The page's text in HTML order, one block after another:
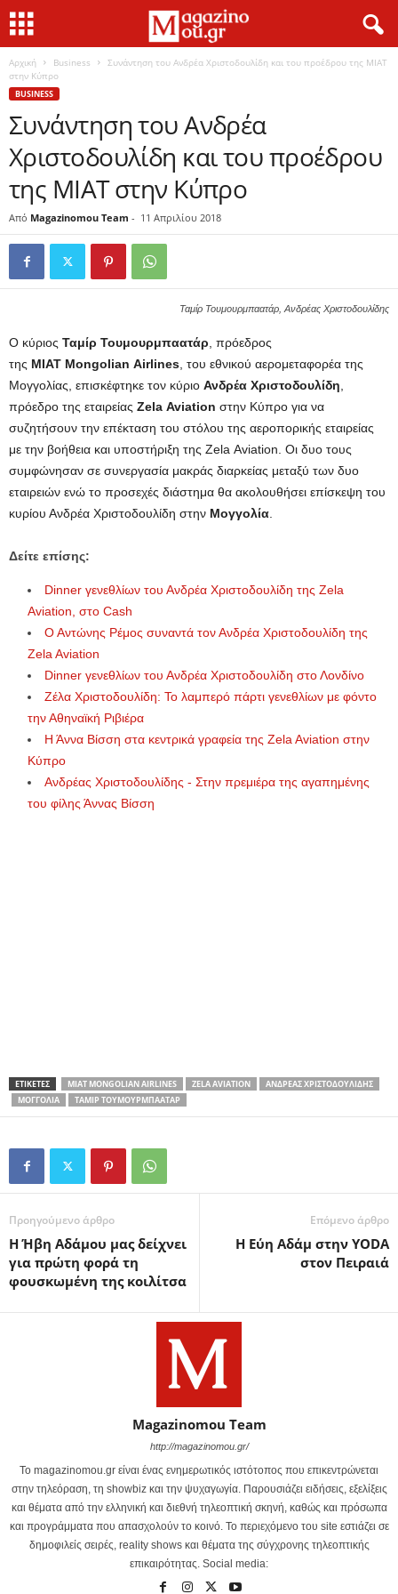
Αρχική Business
Συνάντηση του Ανδρέα Χριστοδουλίδη και του προέδρου της MIAT
στην Κύπρο
BUSINESS
Συνάντηση του Ανδρέα
Χριστοδουλίδη και του προέδρου
της MIAT στην Κύπρο
Από Magazinomou Team - 11 Απριλίου 2018
Ταμίρ Τουμουρμπαατάρ, Ανδρέας Χριστοδουλίδης
Ο κύριος Ταμίρ Τουμουρμπαατάρ , πρόεδρος
της MIAT Mongolian Airlines , του εθνικού αερομεταφορέα της
Μογγολίας, επισκέφτηκε τον κύριο Ανδρέα Χριστοδουλίδη
πρόεδρο της εταιρείας Zela Aviation στην Κύπρο για να
συζητήσουν την επέκταση του στόλου της αεροπορικής εταιρείας
με την βοήθεια και υποστήριξη της Zela Aviation. Οι δυο τους
συμφώνησαν σε συνεργασία μακράς διαρκείας μεταξύ των δυο
εταιρειών ενώ το προσεχές διάστημα θα ακολουθήσει επίσκεψη του
κυρίου Ανδρέα Χριστοδουλίδη στην Μογγολία
Δείτε επίσης:
Dinner γενεθλίων του Ανδρέα Χριστοδουλίδη της Zela
Aviation, στο Cash
Ο Αντώνης Ρέμος συναντά τον Ανδρέα Χριστοδουλίδη της
Zela Aviation
Dinner γενεθλίων του Ανδρέα Χριστοδουλίδη στο Λονδίνο
Ζέλα Χριστοδουλίδη: Το λαμπερό πάρτι γενεθλίων με φόντο
την Αθηναϊκή Ριβιέρα
Η Άννα Βίσση στα κεντρικά γραφεία της Zela Aviation στην
Κύπρο
Ανδρέας Χριστοδουλίδης - Στην πρεμιέρα της αγαπημένης
του φίλης Άννας Βίσση
ΕΤΙΚΕΤΕΣ MIAT MONGOLIAN AIRLINES ZELA AVIATION
ΑΝΔΡΈΑΣ ΧΡΙΣΤΟΔΟΥΛΊΔΗΣ
ΜΟΓΓΟΛΊΑ
ΤΑΜΊΡ ΤΟΥΜΟΥΡΜΠΑΑΤΆΡ
Προηγούμενο άρθρο
Η Ήβη Αδάμου μας δείχνει
για πρώτη φορά τη
φουσκωμένη της κοιλίτσα
Επόμενο άρθρο
Η Εύη Αδάμ στην YODA
στον Πειραιά
Magazinomou Team
http://magazinomou.gr/
Το magazinomou.gr είναι ένας ενημερωτικός ιστότοπος που επικεντρώνεται
στην τηλεόραση, τη showbiz και την ψυχαγωγία. Παρουσιάζει ειδήσεις, εξελίξεις
και θέματα από την ελληνική και διεθνή τηλεοπτική σκηνή, καθώς και πρόσωπα
και προγράμματα που απασχολούν το κοινό. Το περιεχόμενο του site εστιάζει σε
δημοφιλείς σειρές, reality shows και θέματα της σύγχρονης τηλεοπτικής
επικαιρότητας. Social media: